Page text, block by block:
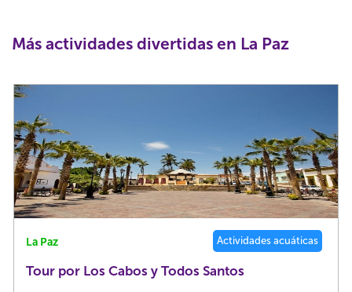
Más actividades divertidas en La Paz
La Paz Actividades acuáticas
Tour por Los Cabos y Todos Santos